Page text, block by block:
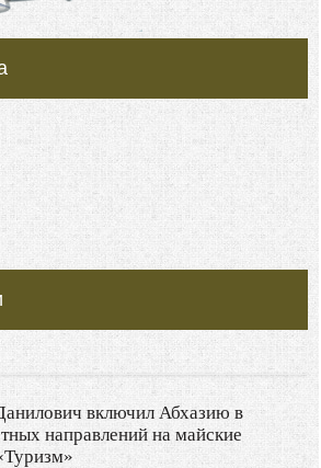
включил Абхазию в
направлений на майские